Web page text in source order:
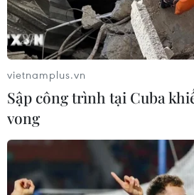
vietnamplus.vn
Sập công trình tại Cuba
vong